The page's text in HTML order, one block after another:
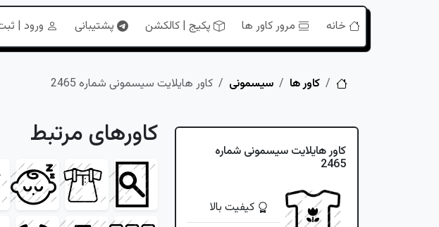
خانه مرور کاور ها پکیج | کالکشن پشتیبانی ورود |
خانهکاور ها سیسمونی کاور هایلایت سیسمونی شماره 2465
کاور هایلایت سیسمونی شماره
2465
کیفیت بالا
کاورهای مرتبط